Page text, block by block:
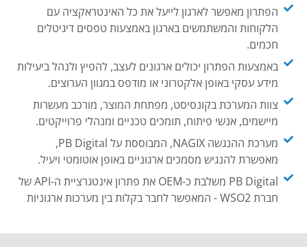
הפתרון מאפשר לארגון לייעל את כל האינטראקציה עם
הלקוחות והמשתמשים בארגון באמצעות טפסים דיגיטלים
חכמים.
באמצעות הפתרון יכולים ארגונים לעצב, להפיץ ולנהל ביעילות
מידע עסקי באופן אלקטרוני או מודפס במגוון הערוצים.
צוות המערכת בקונסיסט, מפתחת המוצר, מורכב מעשרות
מיישמים, אנשי פיתוח, תומכים טכניים ומנהלי פרוייקטים.
מערכת ההנגשה NAGIX, המבוססת על PB Digital,
מאפשרת להנגיש מסמכים ארגוניים באופן אוטומטי ויעיל.
PB Digital משלבת כ-OEM את פתרון אינטגרציית ה-API של
חברת WSO2 - המאפשר לחבר בקלות בין מערכות ארגוניות